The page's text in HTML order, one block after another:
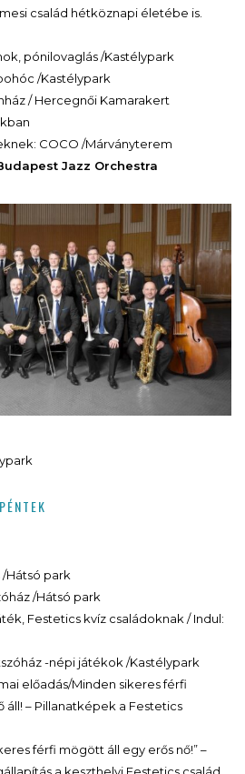
család hétköznapi életébe is.
pónilovaglás /Kastélypark
/Kastélypark
/ Hercegnői Kamarakert
COCO /Márványterem
Jazz Orchestra
/Hátsó park
/Hátsó park
Festetics kvíz családoknak / Indul:
-népi játékok /Kastélypark
előadás/Minden sikeres férfi
– Pillanatképek a Festetics
férfi mögött áll egy erős nő!” –